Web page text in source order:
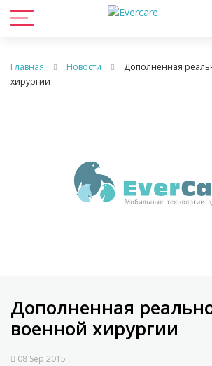
Главная Новости
Дополненная
хирургии
Дополненная
военной хирургии
08 Sep 2015